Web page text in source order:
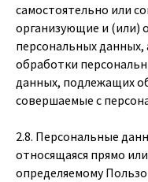
самостоятельно или
организующие и (или)
персональных
обработки
данных, подлежащих
совершаемые с
2.8. Персональные
относящаяся прямо
определяемому